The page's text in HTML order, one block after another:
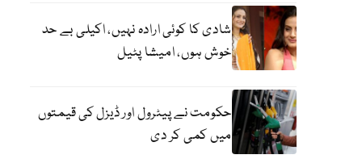
شادی کا کوئی ارادہ نہیں، اکیلی بے حد
خوش ہوں، امیشا پٹیل
حکومت نے پیٹرول اور ڈیزل کی قیمتوں
میں کمی کر دی